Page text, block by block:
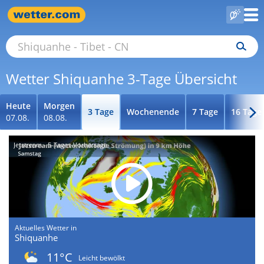
Wetter Shiquanhe 3-Tage Übersicht
Heute
07.08.
Morgen
08.08.
3 Tage Wochenende 7 Tage 16 Tage
Jetstream - 5-Tages-Vorhersage
Aktuelles Wetter in
Shiquanhe
11°C
Leicht bewölkt